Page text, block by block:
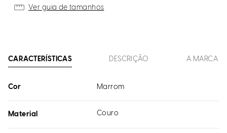
Ver guia de tamanhos
CARACTERÍSTICAS DESCRIÇÃO A MARCA
Cor Marrom
Material Couro